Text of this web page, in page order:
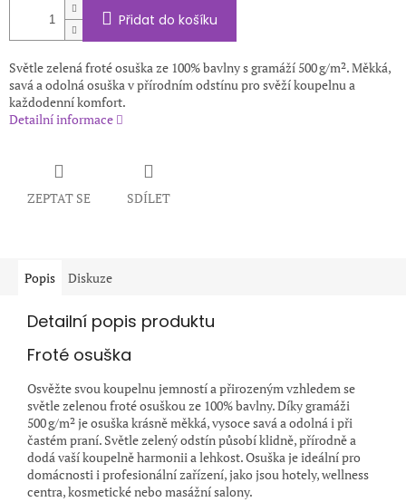
Přidat do košíku
Světle zelená froté osuška ze 100% bavlny s gramáží 500 g/m². Měkká,
savá a odolná osuška v přírodním odstínu pro svěží koupelnu a
každodenní komfort.
Detailní informace
ZEPTAT SE SDÍLET
Popis Diskuze
Detailní popis produktu
Froté osuška
Osvěžte svou koupelnu jemností a přirozeným vzhledem se
světle zelenou froté osuškou ze 100% bavlny. Díky gramáži
500 g/m² je osuška krásně měkká, vysoce savá a odolná i při
častém praní. Světle zelený odstín působí klidně, přírodně a
dodá vaší koupelně harmonii a lehkost. Osuška je ideální pro
domácnosti i profesionální zařízení, jako jsou hotely, wellness
centra, kosmetické nebo masážní salony.